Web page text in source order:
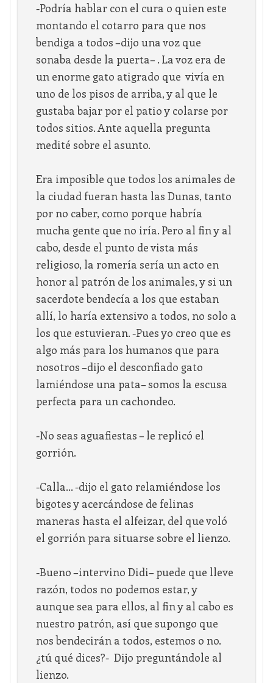
-Podría hablar con el cura o quien este
montando el cotarro para que nos
bendiga a todos –dijo una voz que
sonaba desde la puerta– . La voz era de
un enorme gato atigrado que vivía en
uno de los pisos de arriba, y al que le
gustaba bajar por el patio y colarse por
todos sitios. Ante aquella pregunta
medité sobre el asunto.
Era imposible que todos los animales de
la ciudad fueran hasta las Dunas, tanto
por no caber, como porque habría
mucha gente que no iría. Pero al fin y al
cabo, desde el punto de vista más
religioso, la romería sería un acto en
honor al patrón de los animales, y si un
sacerdote bendecía a los que estaban
allí, lo haría extensivo a todos, no solo a
los que estuvieran. -Pues yo creo que es
algo más para los humanos que para
nosotros –dijo el desconfiado gato
lamiéndose una pata– somos la escusa
perfecta para un cachondeo.
-No seas aguafiestas – le replicó el
gorrión.
-Calla… -dijo el gato relamiéndose los
bigotes y acercándose de felinas
maneras hasta el alfeizar, del que voló
el gorrión para situarse sobre el lienzo.
-Bueno –intervino Didi– puede que lleve
razón, todos no podemos estar, y
aunque sea para ellos, al fin y al cabo es
nuestro patrón, así que supongo que
nos bendecirán a todos, estemos o no.
¿tú qué dices?- Dijo preguntándole al
lienzo.